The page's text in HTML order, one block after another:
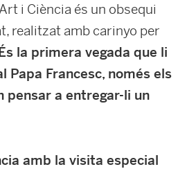
i Ciència és un obsequi
realitzat amb carinyo per
la primera vegada que li
Papa Francesc, només els
pensar a entregar-li un
amb la visita especial